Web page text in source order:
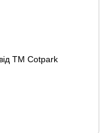
TM Cotpark